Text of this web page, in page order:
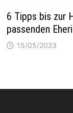
6 Tipps bis zur
passenden
15/05/2023